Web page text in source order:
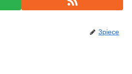
3piece